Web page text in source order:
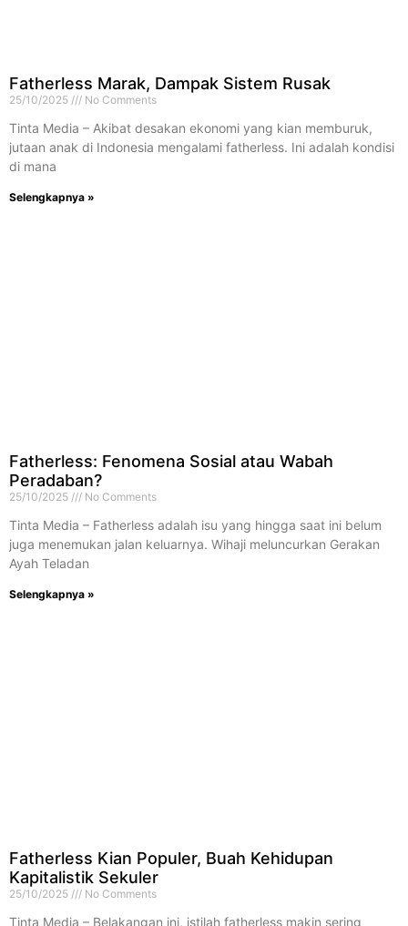
Fatherless Marak, Dampak Sistem Rusak
25/10/2025 No Comments
Tinta Media – Akibat desakan ekonomi yang kian memburuk,
jutaan anak di Indonesia mengalami fatherless. Ini adalah kondisi
di mana
Selengkapnya »
Fatherless: Fenomena Sosial atau Wabah
Peradaban?
25/10/2025 No Comments
Tinta Media – Fatherless adalah isu yang hingga saat ini belum
juga menemukan jalan keluarnya. Wihaji meluncurkan Gerakan
Ayah Teladan
Selengkapnya »
Fatherless Kian Populer, Buah Kehidupan
Kapitalistik Sekuler
25/10/2025 No Comments
Tinta Media – Belakangan ini, istilah fatherless makin sering